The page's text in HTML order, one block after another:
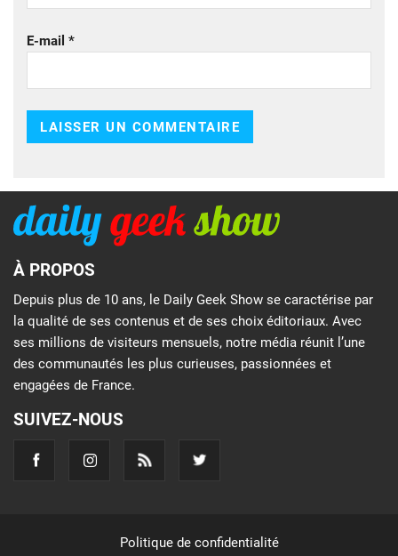
E-mail *
À PROPOS
Depuis plus de 10 ans, le Daily Geek Show se caractérise par
la qualité de ses contenus et de ses choix éditoriaux. Avec
ses millions de visiteurs mensuels, notre média réunit l’une
des communautés les plus curieuses, passionnées et
engagées de France.
SUIVEZ-NOUS
Politique de confidentialité